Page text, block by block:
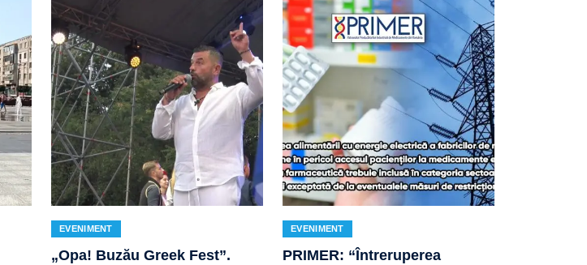
EVENIMENT
„Opa! Buzău Greek Fest”.
EVENIMENT
PRIMER: “Întreruperea